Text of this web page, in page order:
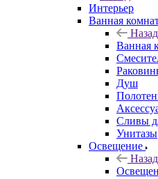
Интерьер
Ванная
Назад
Ванная
Душ
Сливы
Унитазы
Освещение
Назад